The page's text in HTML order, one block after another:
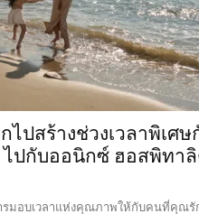
ปสร้างช่วงเวลาพิเศ
ไปกับออนิกซ์ ฮอสพิทา
รมอบเวลาแห่งคุณภาพให้กับคนที่คุณรั